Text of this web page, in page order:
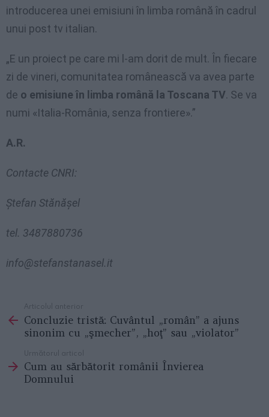
introducerea unei emisiuni în limba română în cadrul
unui post tv italian.
„E un proiect pe care mi l-am dorit de mult. În fiecare
zi de vineri, comunitatea românească va avea parte
de o emisiune în limba română la Toscana TV. Se va
numi «Italia-România, senza frontiere».”
A.R.
Contacte CNRI:
Ştefan Stănăşel
tel. 3487880736
info@stefanstanasel.it
more
Articolul anterior
Concluzie tristă: Cuvântul „român” a ajuns
sinonim cu „şmecher”, „hoţ” sau „violator”
Următorul articol
Cum au sărbătorit românii Învierea
Domnului